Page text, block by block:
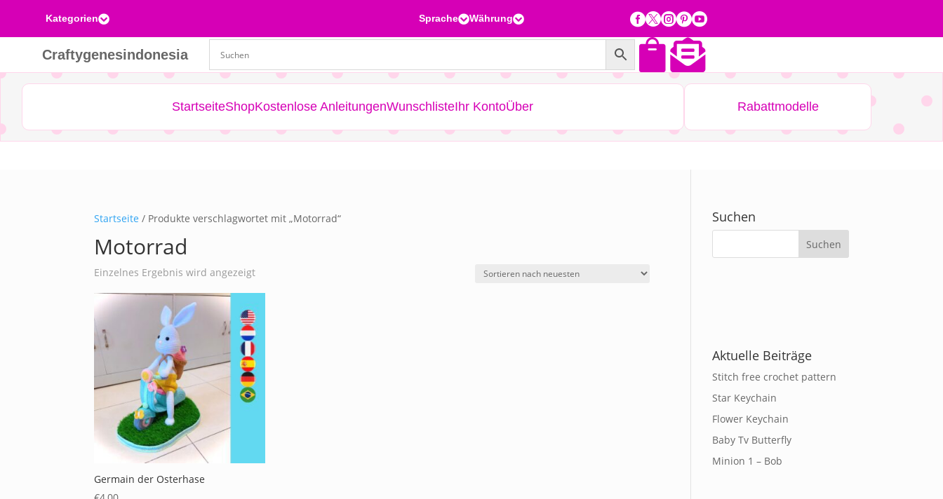
Kategorien SpracheWährung 
Craftygenesindonesia 
StartseiteShopKostenlose AnleitungenWunschlisteIhr KontoÜber Rabattmodelle
Startseite / Produkte verschlagwortet mit „Motorrad“
Motorrad
Einzelnes Ergebnis wird angezeigt
Germain der Osterhase
Suchen
Aktuelle Beiträge
Stitch free crochet pattern
Star Keychain
Flower Keychain
Baby Tv Butterfly
Minion 1 – Bob